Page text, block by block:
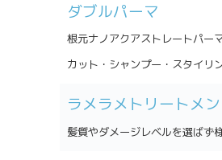
ダブルパーマ
根元ナノアクアストレートパー
カット・シャンプー・スタイリ
ラメラメトリートメ
髪質やダメージレベルを選ばず